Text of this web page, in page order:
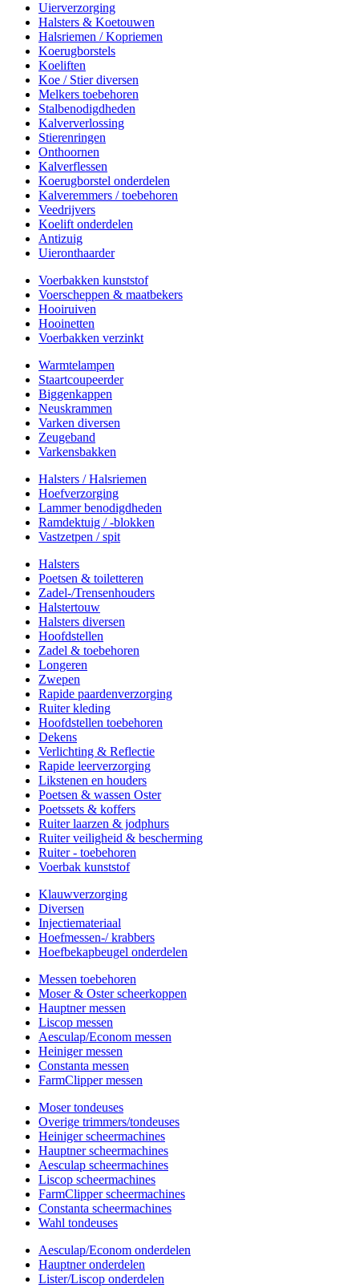
Uierverzorging
Halsters & Koetouwen
Halsriemen / Kopriemen
Koerugborstels
Koeliften
Koe / Stier diversen
Melkers toebehoren
Stalbenodigdheden
Kalververlossing
Stierenringen
Onthoornen
Kalverflessen
Koerugborstel onderdelen
Kalveremmers / toebehoren
Veedrijvers
Koelift onderdelen
Antizuig
Uieronthaarder
Voerbakken kunststof
Voerscheppen & maatbekers
Hooiruiven
Hooinetten
Voerbakken verzinkt
Warmtelampen
Staartcoupeerder
Biggenkappen
Neuskrammen
Varken diversen
Zeugeband
Varkensbakken
Halsters / Halsriemen
Hoefverzorging
Lammer benodigdheden
Ramdektuig / -blokken
Vastzetpen / spit
Halsters
Poetsen & toiletteren
Zadel-/Trensenhouders
Halstertouw
Halsters diversen
Hoofdstellen
Zadel & toebehoren
Longeren
Zwepen
Rapide paardenverzorging
Ruiter kleding
Hoofdstellen toebehoren
Dekens
Verlichting & Reflectie
Rapide leerverzorging
Likstenen en houders
Poetsen & wassen Oster
Poetssets & koffers
Ruiter laarzen & jodphurs
Ruiter veiligheid & bescherming
Ruiter - toebehoren
Voerbak kunststof
Klauwverzorging
Diversen
Injectiemateriaal
Hoefmessen-/ krabbers
Hoefbekapbeugel onderdelen
Messen toebehoren
Moser & Oster scheerkoppen
Hauptner messen
Liscop messen
Aesculap/Econom messen
Heiniger messen
Constanta messen
FarmClipper messen
Moser tondeuses
Overige trimmers/tondeuses
Heiniger scheermachines
Hauptner scheermachines
Aesculap scheermachines
Liscop scheermachines
FarmClipper scheermachines
Constanta scheermachines
Wahl tondeuses
Aesculap/Econom onderdelen
Hauptner onderdelen
Lister/Liscop onderdelen